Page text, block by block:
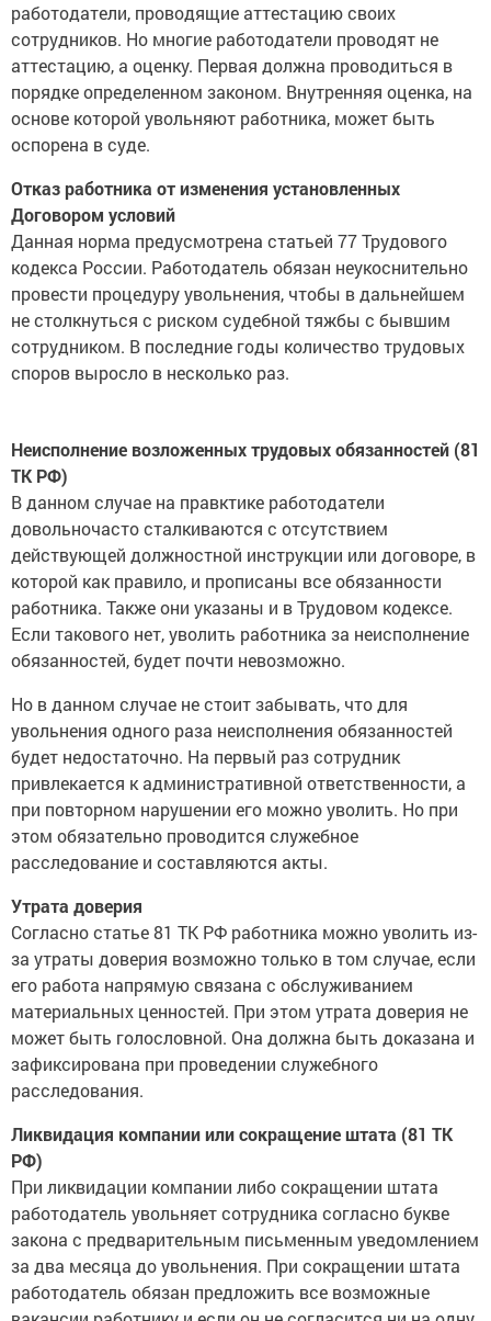
работодатели, проводящие аттестацию своих
сотрудников. Но многие работодатели проводят не
аттестацию, а оценку. Первая должна проводиться в
порядке определенном законом. Внутренняя оценка, на
основе которой увольняют работника, может быть
оспорена в суде.
Отказ работника от изменения установленных
Договором условий
Данная норма предусмотрена статьей 77 Трудового
кодекса России. Работодатель обязан неукоснительно
провести процедуру увольнения, чтобы в дальнейшем
не столкнуться с риском судебной тяжбы с бывшим
сотрудником. В последние годы количество трудовых
споров выросло в несколько раз.
Неисполнение возложенных трудовых обязанностей (81
ТК РФ)
В данном случае на правктике работодатели
довольночасто сталкиваются с отсутствием
действующей должностной инструкции или договоре, в
которой как правило, и прописаны все обязанности
работника. Также они указаны и в Трудовом кодексе.
Если такового нет, уволить работника за неисполнение
обязанностей, будет почти невозможно.
Но в данном случае не стоит забывать, что для
увольнения одного раза неисполнения обязанностей
будет недостаточно. На первый раз сотрудник
привлекается к административной ответственности, а
при повторном нарушении его можно уволить. Но при
этом обязательно проводится служебное
расследование и составляются акты.
Утрата доверия
Согласно статье 81 ТК РФ работника можно уволить из-
за утраты доверия возможно только в том случае, если
его работа напрямую связана с обслуживанием
материальных ценностей. При этом утрата доверия не
может быть голословной. Она должна быть доказана и
зафиксирована при проведении служебного
расследования.
Ликвидация компании или сокращение штата (81 ТК
РФ)
При ликвидации компании либо сокращении штата
работодатель увольняет сотрудника согласно букве
закона с предварительным письменным уведомлением
за два месяца до увольнения. При сокращении штата
работодатель обязан предложить все возможные